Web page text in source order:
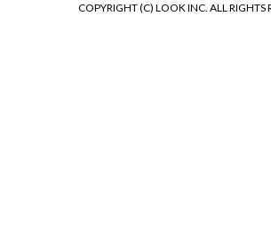
COPYRIGHT (C) LOOK INC. ALL RIGHTS